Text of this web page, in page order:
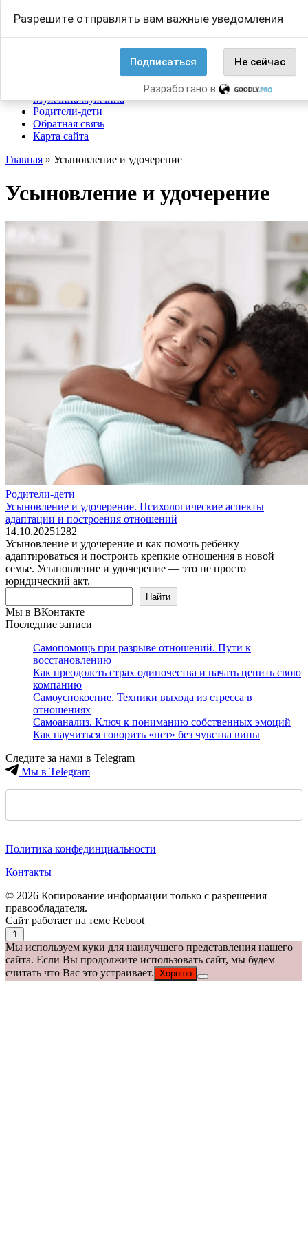
содержанию
for:
Основные понятия
Женщина-женщина
Мужчина-мужчина
Родители-дети
Обратная связь
Карта сайта
Главная » Усыновление и удочерение
Усыновление и удочерение
Родители-дети
Усыновление и удочерение. Психологические аспекты
адаптации и построения отношений
14.10.20251 282
Усыновление и удочерение и как помочь ребёнку
адаптироваться и построить крепкие отношения в новой
семье. Усыновление и удочерение — это не просто
юридический акт.
Найти
Мы в ВКонтакте
Последние записи
Самопомощь при разрыве отношений. Пути к
восстановлению
Как преодолеть страх одиночества и начать ценить свою
компанию
Самоуспокоение. Техники выхода из стресса в
отношениях
Самоанализ. Ключ к пониманию собственных эмоций
Как научиться говорить «нет» без чувства вины
Следите за нами в Telegram
Мы в Telegram
Политика конфединциальности
Контакты
© 2026 Копирование информации только с разрешения
правообладателя.
Сайт работает на теме Reboot
Мы используем куки для наилучшего представления нашего
сайта. Если Вы продолжите использовать сайт, мы будем
считать что Вас это устраивает. Хорошо
Разрешите отправлять вам важные уведомления
Подписаться Не сейчас
Разработано в